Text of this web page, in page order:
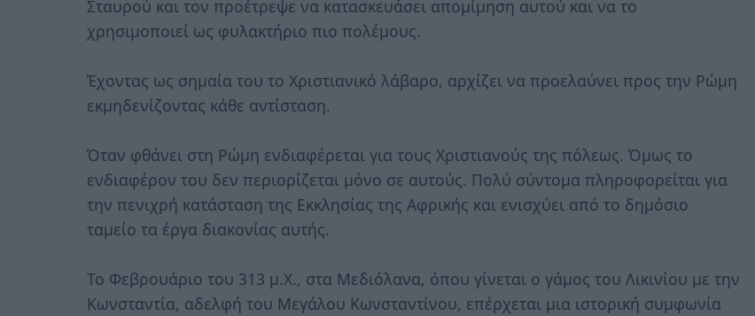
Σταυρού και τον προέτρεψε να κατασκευάσει απομίμηση αυτού και να το
χρησιμοποιεί ως φυλακτήριο πιο πολέμους.
Έχοντας ως σημαία του το Χριστιανικό λάβαρο, αρχίζει να προελαύνει προς την Ρώμη
εκμηδενίζοντας κάθε αντίσταση.
Όταν φθάνει στη Ρώμη ενδιαφέρεται για τους Χριστιανούς της πόλεως. Όμως το
ενδιαφέρον του δεν περιορίζεται μόνο σε αυτούς. Πολύ σύντομα πληροφορείται για
την πενιχρή κατάσταση της Εκκλησίας της Αφρικής και ενισχύει από το δημόσιο
ταμείο τα έργα διακονίας αυτής.
Το Φεβρουάριο του 313 μ.Χ., στα Μεδιόλανα, όπου γίνεται ο γάμος του Λικινίου με την
Κωνσταντία, αδελφή του Μεγάλου Κωνσταντίνου, επέρχεται μια ιστορική συμφωνία